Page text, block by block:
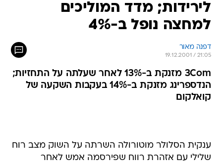
לירידות; מדד המוליכים
למחצה נופל ב-4%
דפנה מאור
19.12.2001 / 21:05
3Com מזנקת ב-13% לאחר שעלתה על התחזיות;
הנדספרינג מזנקת ב-14% בעקבות השקעה של
קואלקום
ענקית הסלולר מוטורולה השרתה על השוק מצב רוח
שלילי עם אזהרת רווח שפירסמה אמש לאחר